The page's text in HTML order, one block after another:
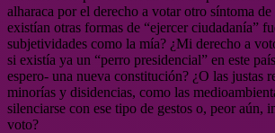
alharaca por el derecho a votar otro síntoma
existían otras formas de “ejercer ciudadanía”
subjetividades como la mía? ¿Mi derecho a
si existía ya un “perro presidencial” en este
espero- una nueva constitución? ¿O las justas
minorías y disidencias, como las
silenciarse con ese tipo de gestos o, peor aún,
voto?